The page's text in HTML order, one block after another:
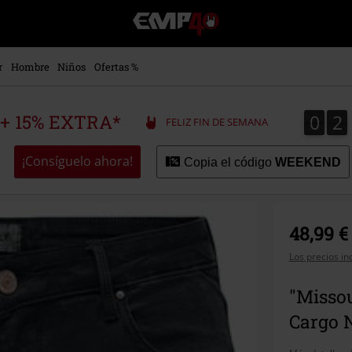
EMP
-
Música,
Merch
Ropa
Alternativa
Hombre Niños Ofertas %
15% EXTRA* FELIZ FIN DE SEMANA 0
0 2
2
¡Consíguelo ahora! Copia el código WEEKEND
48,99 €
Los precios
Cargo